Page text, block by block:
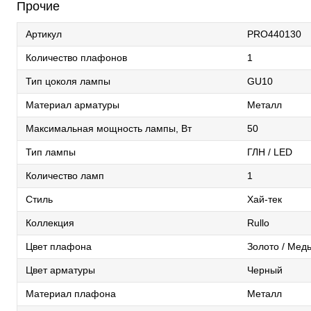
Прочие
Артикул PRO440130
Количество плафонов 1
Тип цоколя лампы GU10
Материал арматуры Металл
Максимальная мощность лампы, Вт 50
Тип лампы ГЛН / LED
Количество ламп 1
Стиль Хай-тек
Коллекция Rullo
Цвет плафона Золото / Медь
Цвет арматуры Черный
Материал плафона Металл